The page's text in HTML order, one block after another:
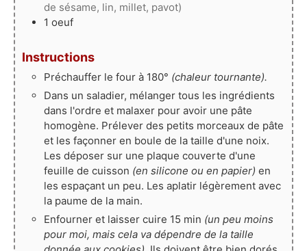
de sésame, lin, millet, pavot)
1 oeuf
Instructions
Préchauffer le four à 180° (chaleur tournante).
Dans un saladier, mélanger tous les ingrédients
dans l'ordre et malaxer pour avoir une pâte
homogène. Prélever des petits morceaux de pâte
et les façonner en boule de la taille d'une noix.
Les déposer sur une plaque couverte d'une
feuille de cuisson (en silicone ou en papier) en
les espaçant un peu. Les aplatir légèrement avec
la paume de la main.
Enfourner et laisser cuire 15 min (un peu moins
pour moi, mais cela va dépendre de la taille